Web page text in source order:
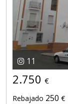
11
2.750 €
Rebajado 250 €